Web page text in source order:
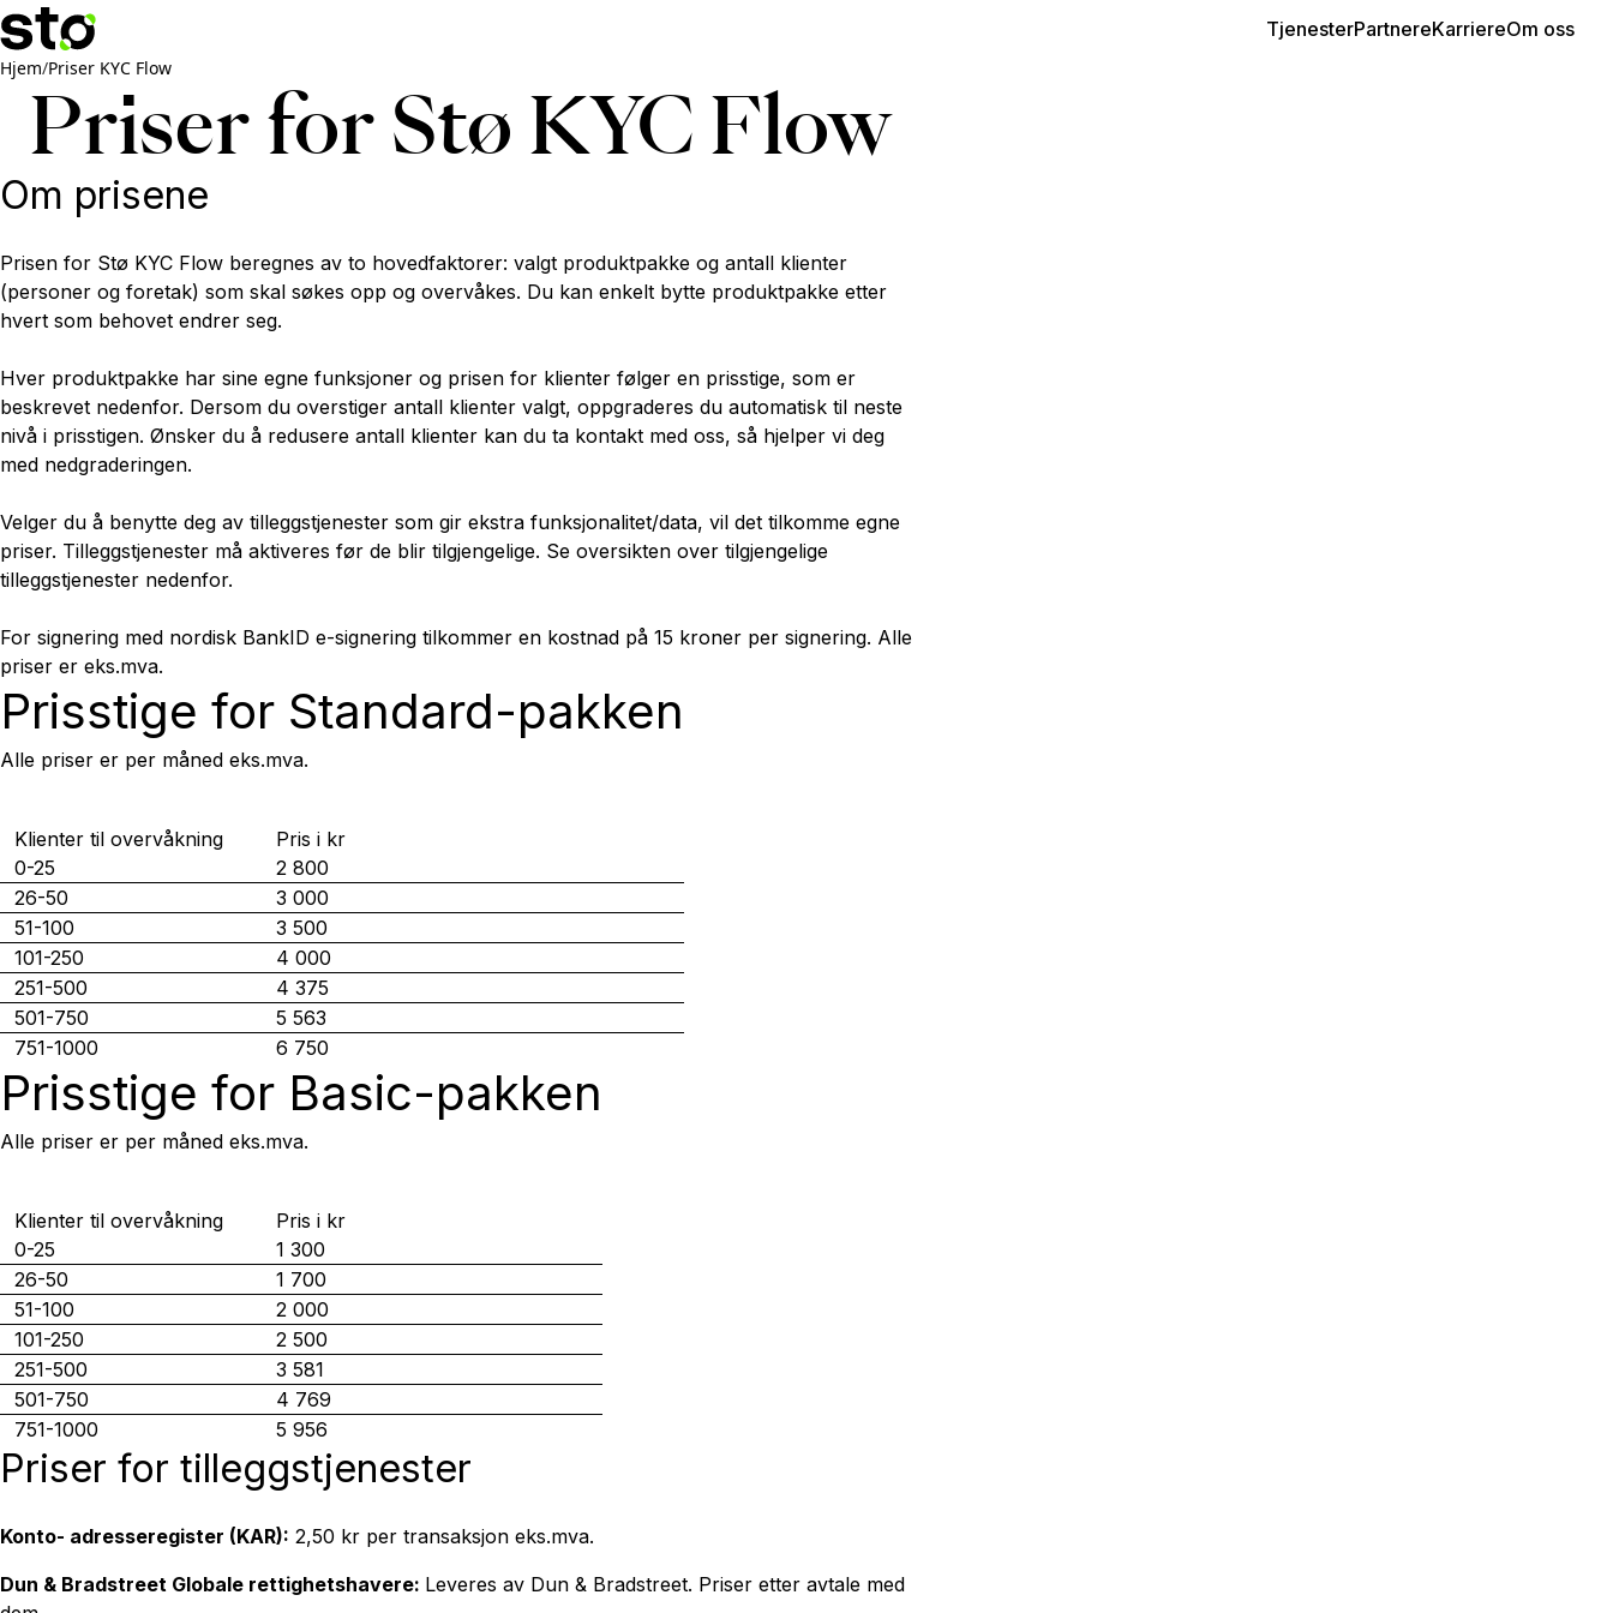
TjenesterPartnereKarriereOm oss
Hjem/Priser KYC Flow
Priser for Stø KYC Flow
Om prisene
Prisen for Stø KYC Flow beregnes av to hovedfaktorer: valgt produktpakke og antall klienter
(personer og foretak) som skal søkes opp og overvåkes. Du kan enkelt bytte produktpakke etter
hvert som behovet endrer seg.
Hver produktpakke har sine egne funksjoner og prisen for klienter følger en prisstige, som er
beskrevet nedenfor. Dersom du overstiger antall klienter valgt, oppgraderes du automatisk til neste
nivå i prisstigen. Ønsker du å redusere antall klienter kan du ta kontakt med oss, så hjelper vi deg
med nedgraderingen.
Velger du å benytte deg av tilleggstjenester som gir ekstra funksjonalitet/data, vil det tilkomme egne
priser. Tilleggstjenester må aktiveres før de blir tilgjengelige. Se oversikten over tilgjengelige
tilleggstjenester nedenfor.
For signering med nordisk BankID e-signering tilkommer en kostnad på 15 kroner per signering. Alle
priser er eks.mva.
Prisstige for Standard-pakken
Alle priser er per måned eks.mva.
Klienter til overvåkning
Pris i kr
0-25
2 800
26-50
3 000
51-100
3 500
101-250
4 000
251-500
4 375
501-750
5 563
751-1000
6 750
Prisstige for Basic-pakken
Alle priser er per måned eks.mva.
Klienter til overvåkning
Pris i kr
0-25
1 300
26-50
1 700
51-100
2 000
101-250
2 500
251-500
3 581
501-750
4 769
751-1000
5 956
Priser for tilleggstjenester
Konto- adresseregister (KAR): 2,50 kr per transaksjon eks.mva.
Dun & Bradstreet Globale rettighetshavere: Leveres av Dun & Bradstreet. Priser etter avtale med